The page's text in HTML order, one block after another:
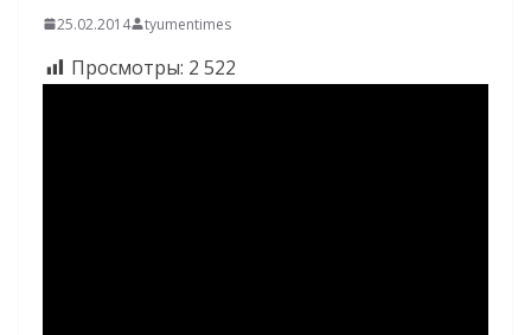
25.02.2014 tyumentimes
Просмотры: 2 522